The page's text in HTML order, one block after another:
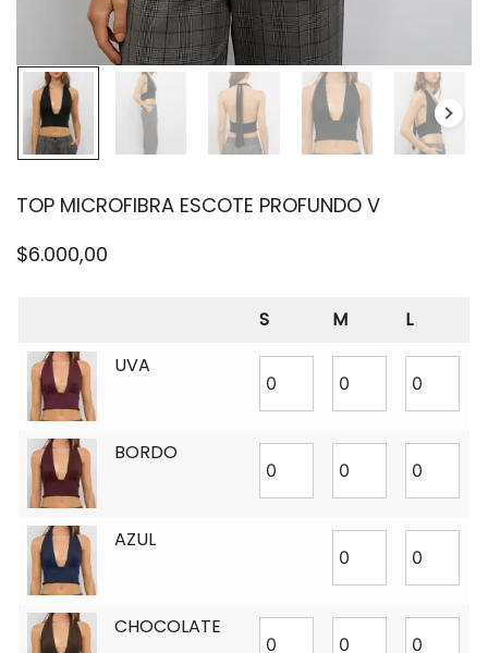
TOP MICROFIBRA ESCOTE PROFUNDO V
$6.000,00
S M
L
UVA
BORDO
AZUL
CHOCOLATE